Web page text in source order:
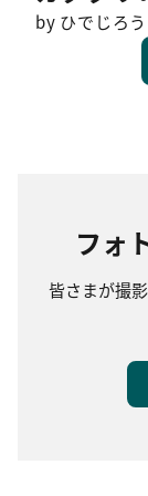
by ひでじろう
フォ
皆さまが撮